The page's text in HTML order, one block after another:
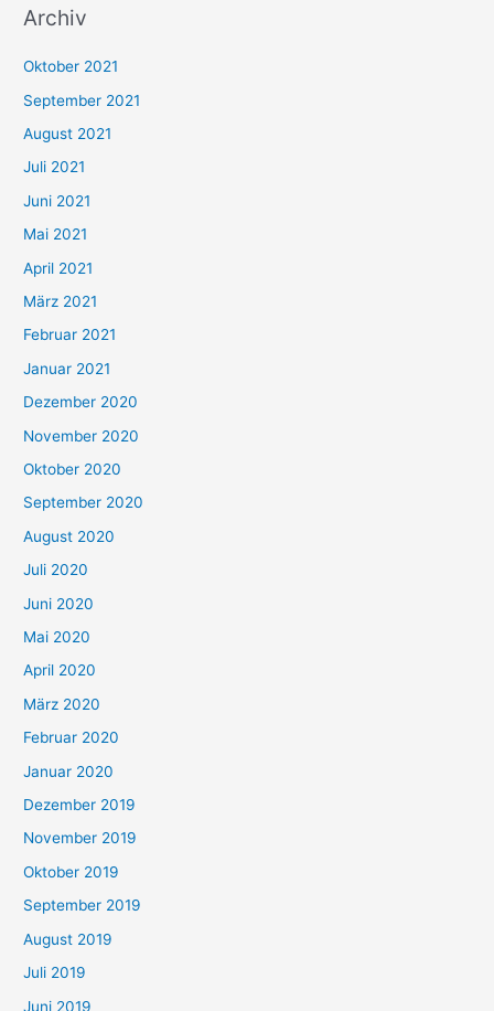
c
n
n
a
c
h
:
Archiv
Oktober 2021
September 2021
August 2021
Juli 2021
Juni 2021
Mai 2021
April 2021
März 2021
Februar 2021
Januar 2021
Dezember 2020
November 2020
Oktober 2020
September 2020
August 2020
Juli 2020
Juni 2020
Mai 2020
April 2020
März 2020
Februar 2020
Januar 2020
Dezember 2019
November 2019
Oktober 2019
September 2019
August 2019
Juli 2019
Juni 2019